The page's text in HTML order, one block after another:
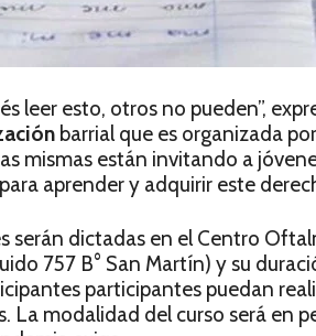
leer esto, otros no pueden”,
barrial que es organizada
mismas están invitando a
aprender y adquirir este
serán dictadas en el Centro
757 B° San Martín) y su
participantes puedan
La modalidad del curso será en